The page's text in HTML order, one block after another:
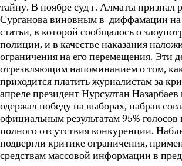
тайну. В ноябре суд г. Алматы признал
Сурганова виновным в диффамации
статьи, в которой сообщалось о
полиции, и в качестве наказания
ограничения на его перемещения. Эти
отрезвляющим напоминанием о том,
приходится платить журналистам за
апреле президент Нурсултан
одержал победу на выборах, набрав
официальным результатам 95% голосов
полного отсутствия конкуренции.
подвергли критике ограничения,
средствам массовой информации в